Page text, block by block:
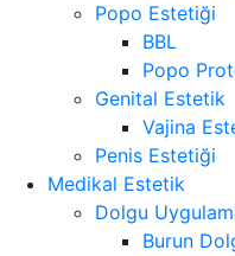
Popo Estetiği
BBL
Popo
Genital Estetik
Vajina
Penis Estetiği
Medikal Estetik
Dolgu
Burun